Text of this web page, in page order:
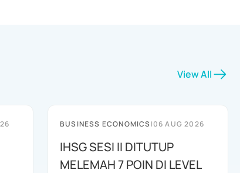
View All
BUSINESS ECONOMICS|06 AUG 2026
IHSG SESI II DITUTUP
MELEMAH 7 POIN DI LEVEL